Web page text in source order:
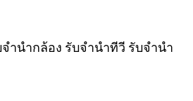
ำนำกล้อง รับจำนำทีวี รับจำนำ